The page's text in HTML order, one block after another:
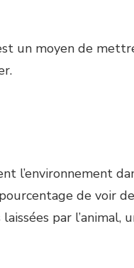
un moyen de
l’environnement
de voir
par